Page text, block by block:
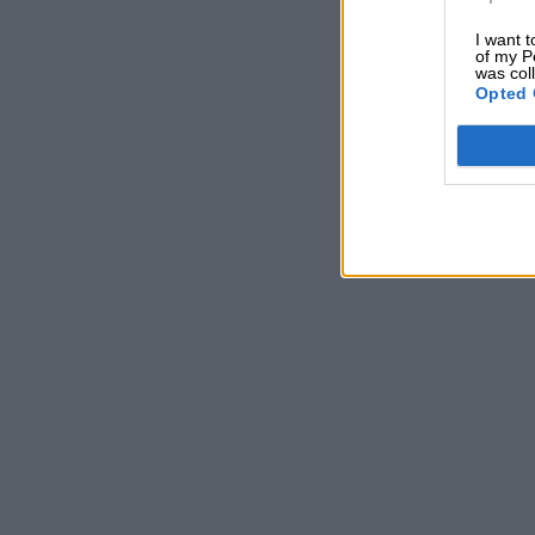
I want
of my
was
Opted